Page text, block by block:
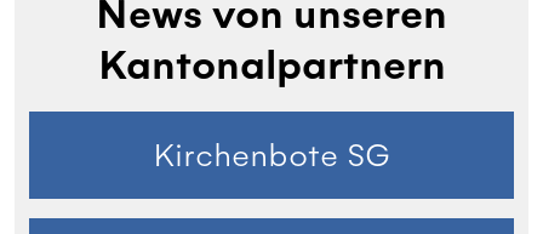
News von unseren
Kantonalpartnern
Kirchenbote SG